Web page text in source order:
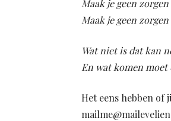
Maak je geen
Maak je geen
Wat niet is dat kan
En wat komen
Het eens hebben of